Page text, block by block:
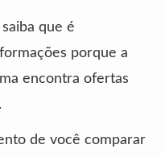
que é
porque a
encontra ofertas
de você comparar